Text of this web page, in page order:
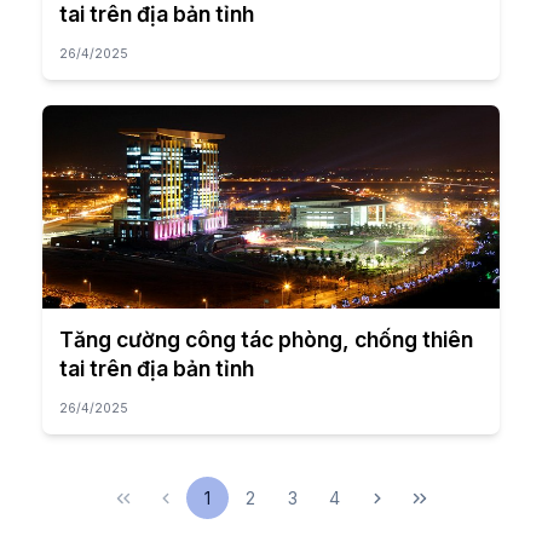
tai trên địa bản tỉnh
26/4/2025
Tăng cường công tác phòng, chống thiên
tai trên địa bản tỉnh
26/4/2025
1 2 3 4